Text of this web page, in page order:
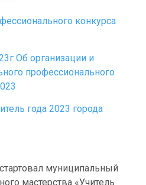
конкурса
Об организации и
профессионального
года 2023 города
муниципальный
мастерства «Учитель